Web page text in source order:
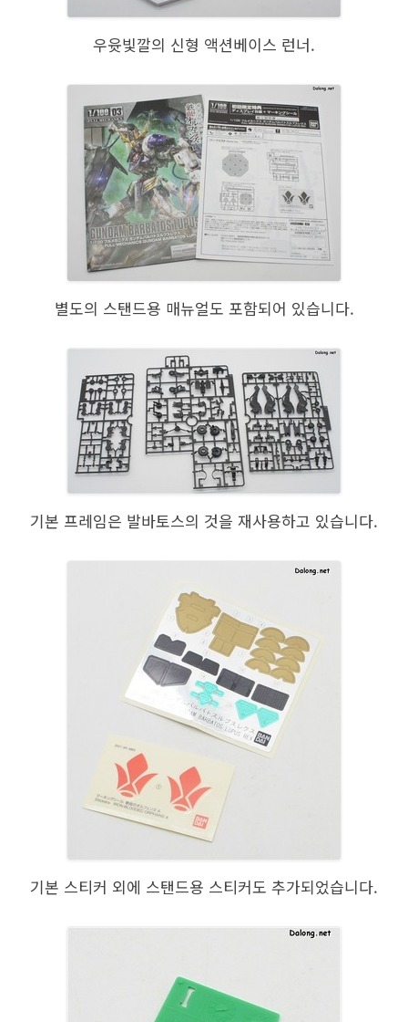
우윳빛깔의 신형 액션베이스 런너.
별도의 스탠드용 매뉴얼도 포함되어 있습니다.
기본 프레임은 발바토스의 것을 재사용하고 있습니다.
기본 스티커 외에 스탠드용 스티커도 추가되었습니다.